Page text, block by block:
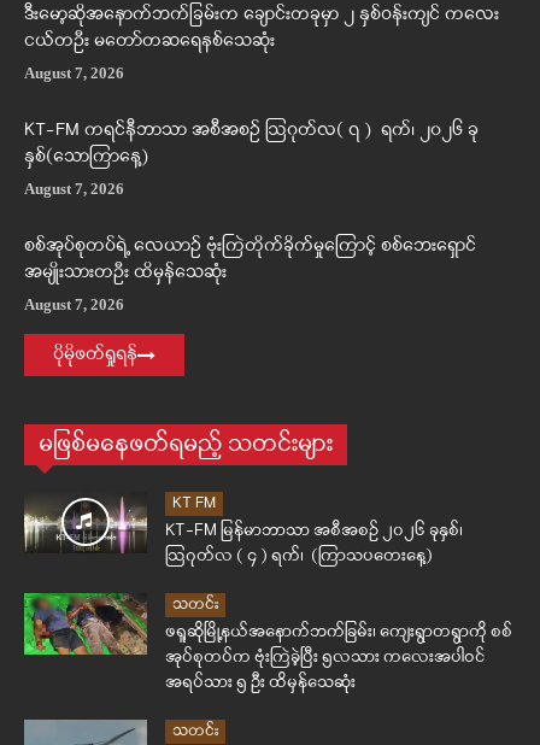
ဒီးမော့ဆိုအနောက်ဘက်ခြမ်းက ချောင်းတခုမှာ ၂ နှစ်ဝန်းကျင် ကလေး
ငယ်တဦး မတော်တဆရေနစ်သေဆုံး
August 7, 2026
KT-FM ကရင်နီဘာသာ အစီအစဉ် ဩဂုတ်လ( ၇ ) ရက်၊ ၂၀၂၆ ခု
နှစ်(သောကြာနေ့)
August 7, 2026
စစ်အုပ်စုတပ်ရဲ့ လေယာဉ် ဗုံးကြဲတိုက်ခိုက်မှုကြောင့် စစ်ဘေးရှောင်
အမျိုးသားတဦး ထိမှန်သေဆုံး
August 7, 2026
ပိုမိုဖတ်ရှုရန်
မဖြစ်မနေဖတ်ရမည့် သတင်းများ
KT FM
KT-FM မြန်မာဘာသာ အစီအစဉ် ၂၀၂၆ ခုနှစ်၊
ဩဂုတ်လ ( ၄ ) ရက်၊ (ကြာသပတေးနေ့)
သတင်း
ဖရူဆိုမြို့နယ်အနောက်ဘက်ခြမ်း၊ ကျေးရွာတရွာကို စစ်
အုပ်စုတပ်က ဗုံးကြဲခဲ့ပြီး ၅လသား ကလေးအပါဝင်
အရပ်သား ၅ ဦး ထိမှန်သေဆုံး
သတင်း